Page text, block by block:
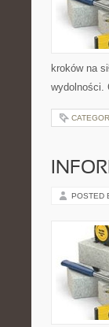
kroków na
wydolności.
POSTED